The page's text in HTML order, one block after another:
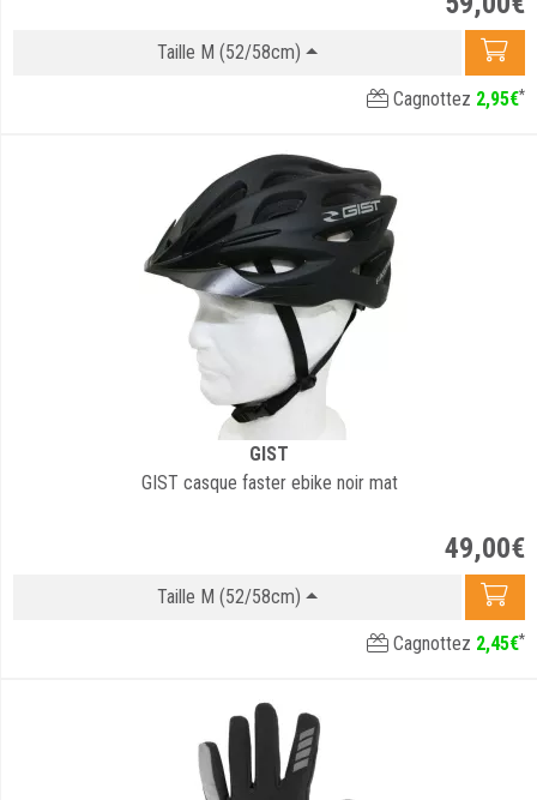
Taille M (52/58cm)
Cagnottez 2,95€*
GIST
GIST casque faster ebike noir mat
49,00€
Taille M (52/58cm)
Cagnottez 2,45€*